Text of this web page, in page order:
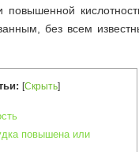
без всем
[Скрыть]
повышена или